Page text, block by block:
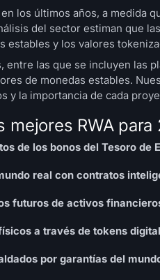
los últimos años, a
del sector estiman que
estables y los valores
entre las que se incluyen las
de monedas estables.
y la importancia de cada
mejores RWA para
de los bonos del Tesoro de
real con contratos
futuros de activos
a través de tokens
por garantías del